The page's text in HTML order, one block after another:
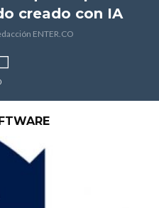
creado con IA
ENTER.CO